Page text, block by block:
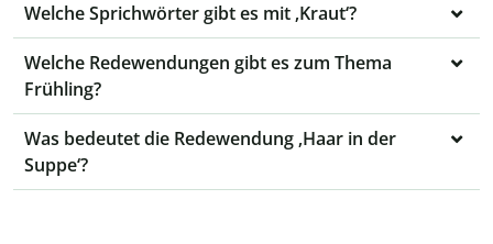
Welche Sprichwörter gibt es mit ‚Kraut‘?
Welche Redewendungen gibt es zum Thema
Frühling?
Was bedeutet die Redewendung ‚Haar in der
Suppe‘?